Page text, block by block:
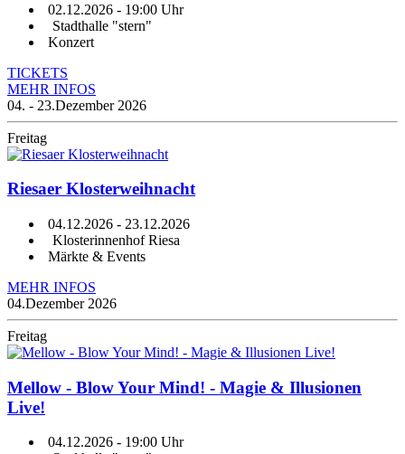
02.12.2026 - 19:00 Uhr
Stadthalle "stern"
Konzert
TICKETS
MEHR INFOS
04. - 23.Dezember 2026
Freitag
Riesaer Klosterweihnacht
04.12.2026 - 23.12.2026
Klosterinnenhof Riesa
Märkte & Events
MEHR INFOS
04.Dezember 2026
Freitag
Mellow - Blow Your Mind! - Magie & Illusionen
Live!
04.12.2026 - 19:00 Uhr